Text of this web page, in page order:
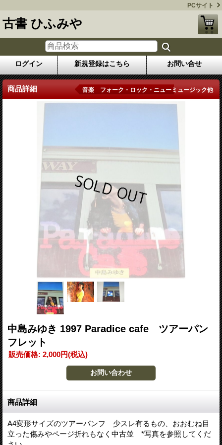
PCサイト
古書 ひふみや
ログイン 新規登録はこちら お問い合せ
商品詳細 音楽 フォーク・ロック・ニューミュージック他
中島みゆき 1997 Paradice cafe ツアーパン
フレット
販売価格: 2,000円(税込)
商品詳細
A4変形サイズのツアーパンフ 少スレ有るもの、おおむね目
立った傷みやページ折れもなく中古並 *写真を参照してくだ